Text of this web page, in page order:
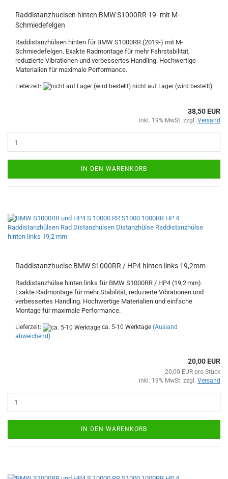
Raddistanzhuelsen hinten BMW S1000RR 19- mit M-
Schmiedefelgen
Raddistanzhülsen hinten für BMW S1000RR (2019-) mit M-
Schmiedefelgen. Exakte Radmontage für mehr Fahrstabilität,
reduzierte Vibrationen und verbessertes Handling. Hochwertige
Materialien für maximale Performance.
Lieferzeit: nicht auf Lager (wird bestellt)
38,50 EUR
inkl. 19% MwSt. zzgl. Versand
IN DEN WARENKORB
Raddistanzhuelse BMW S1000RR / HP4 hinten links 19,2mm
Raddistanzhülse hinten links für BMW S1000RR / HP4 (19,2 mm).
Exakte Radmontage für mehr Stabilität, reduzierte Vibrationen und
verbessertes Handling. Hochwertige Materialien und einfache
Montage für maximale Performance.
Lieferzeit: ca. 5-10 Werktage (Ausland
abweichend)
20,00 EUR
20,00 EUR pro Stück
inkl. 19% MwSt. zzgl. Versand
IN DEN WARENKORB